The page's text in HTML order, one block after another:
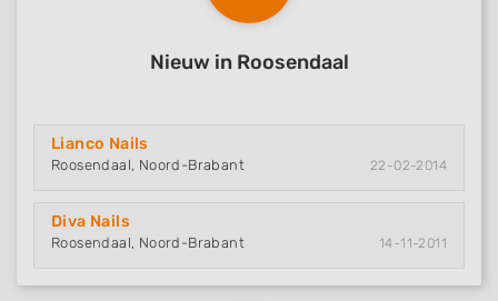
Nieuw in Roosendaal
Lianco Nails
Roosendaal, Noord-Brabant 22-02-2014
Diva Nails
Roosendaal, Noord-Brabant 14-11-2011